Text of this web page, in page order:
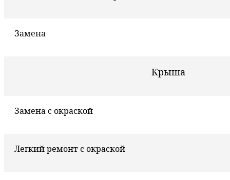
Замена
Крыша
Замена с окраской
Легкий ремонт с окраской